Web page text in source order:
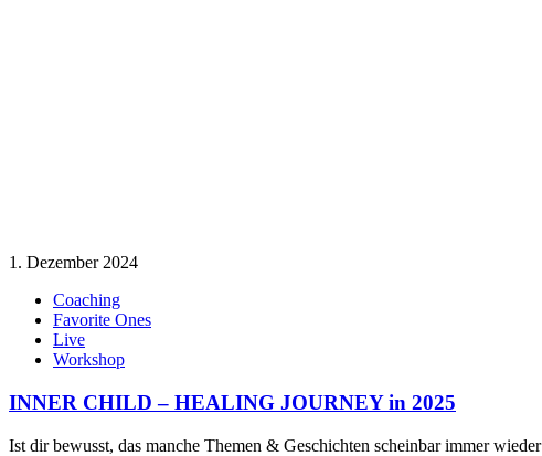
1. Dezember 2024
Coaching
Favorite Ones
Live
Workshop
INNER CHILD – HEALING JOURNEY in 2025
Ist dir bewusst, das manche Themen & Geschichten scheinbar immer